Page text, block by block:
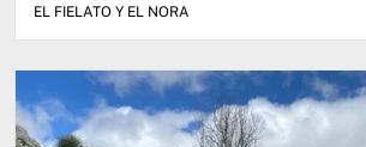
EL FIELATO Y EL NORA